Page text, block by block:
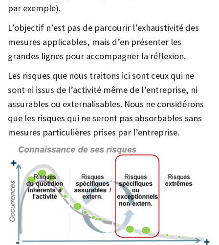
par exemple).
L’objectif n’est pas de parcourir l’exhaustivité des
mesures applicables, mais d’en présenter les
grandes lignes pour accompagner la réflexion.
Les risques que nous traitons ici sont ceux qui ne
sont ni issus de l’activité même de l’entreprise, ni
assurables ou externalisables. Nous ne considérons
que les risques qui ne seront pas absorbables sans
mesures particulières prises par l’entreprise.